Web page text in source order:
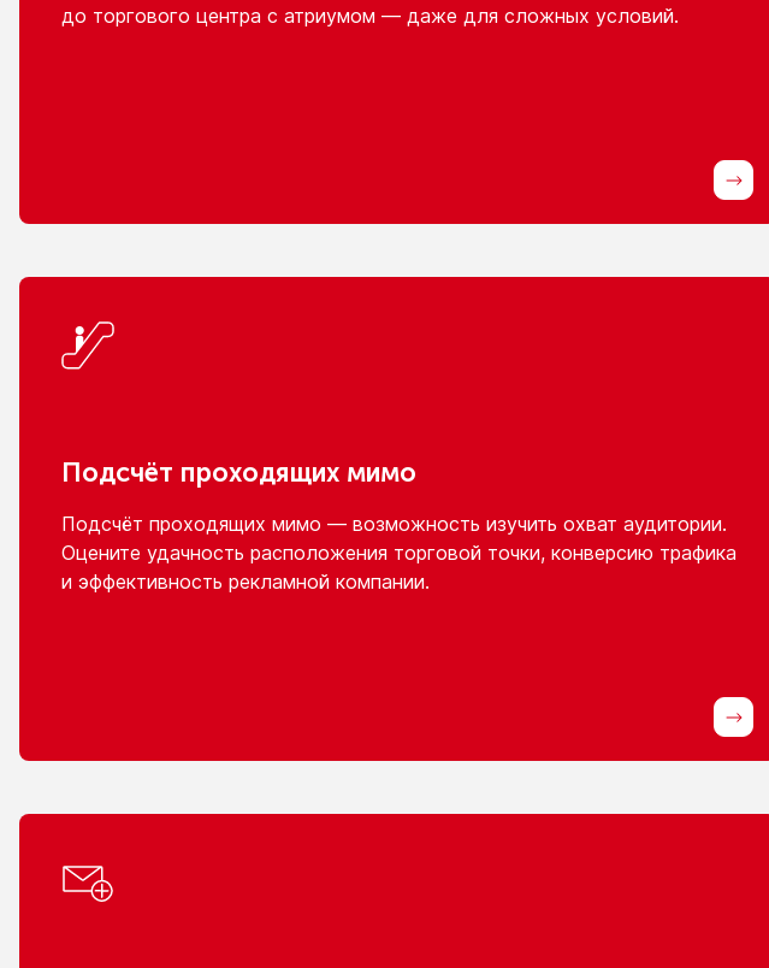
до торгового центра с атриумом — даже для сложных условий.
Подсчёт проходящих мимо
Подсчёт проходящих мимо — возможность изучить охват аудитории.
Оцените удачность расположения торговой точки, конверсию трафика
и эффективность рекламной компании.